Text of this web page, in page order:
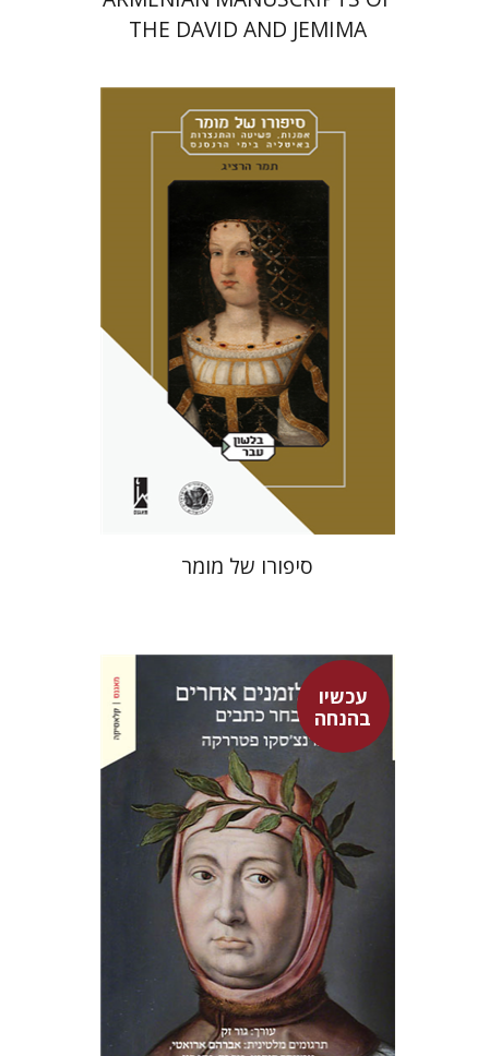
THE DAVID AND JEMIMA
תמר הרציג
אמוץ גלעדי
הנחת אתר ספר מודפס
$46
$41
סיפורו של מומר
עכשיו
בהנחהפרנצ'סקו פטררקה
גור זק
עמינדב דיקמן
נתן רון
גור זק
אברהם ארואטי
עכשיו בהנחה
$42
$31